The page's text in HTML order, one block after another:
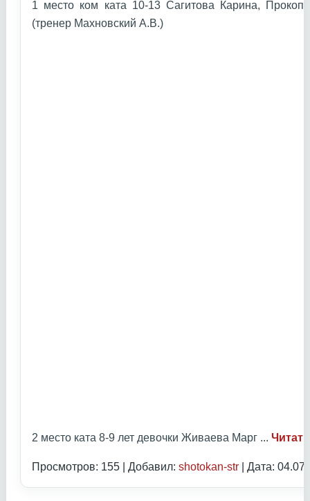
1 место ком ката 10-13 Сагитова Карина,
(тренер Махновский А.В.)
2 место ката 8-9 лет девочки Живаева Марг ...
Просмотров: 155 | Добавил: shotokan-str | Дата: